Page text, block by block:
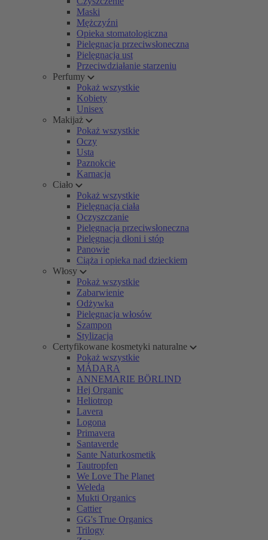
Maski
Mężczyźni
Opieka stomatologiczna
Pielęgnacja przeciwsłoneczna
Pielęgnacja ust
Przeciwdziałanie starzeniu
Perfumy
Pokaż wszystkie
Kobiety
Unisex
Makijaż
Pokaż wszystkie
Oczy
Usta
Paznokcie
Karnacja
Ciało
Pokaż wszystkie
Pielęgnacja ciała
Oczyszczanie
Pielęgnacja przeciwsłoneczna
Pielęgnacja dłoni i stóp
Panowie
Ciąża i opieka nad dzieckiem
Włosy
Pokaż wszystkie
Zabarwienie
Odżywka
Pielęgnacja włosów
Szampon
Stylizacja
Certyfikowane kosmetyki naturalne
Pokaż wszystkie
MÁDARA
ANNEMARIE BÖRLIND
Hej Organic
Heliotrop
Lavera
Logona
Primavera
Santaverde
Sante Naturkosmetik
Tautropfen
We Love The Planet
Weleda
Mukti Organics
Cattier
GG's True Organics
Trilogy